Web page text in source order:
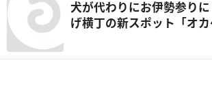
犬が代わりにお伊勢参り
げ横丁の新スポット「オカ